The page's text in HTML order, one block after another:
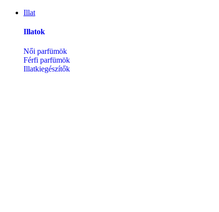
Illat
Illatok
Női parfümök
Férfi parfümök
Illatkiegészítők